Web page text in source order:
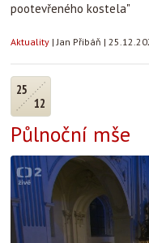
pootevřeného kostela"
Aktuality |Jan Přibáň |
25
12
Půlnoční mše